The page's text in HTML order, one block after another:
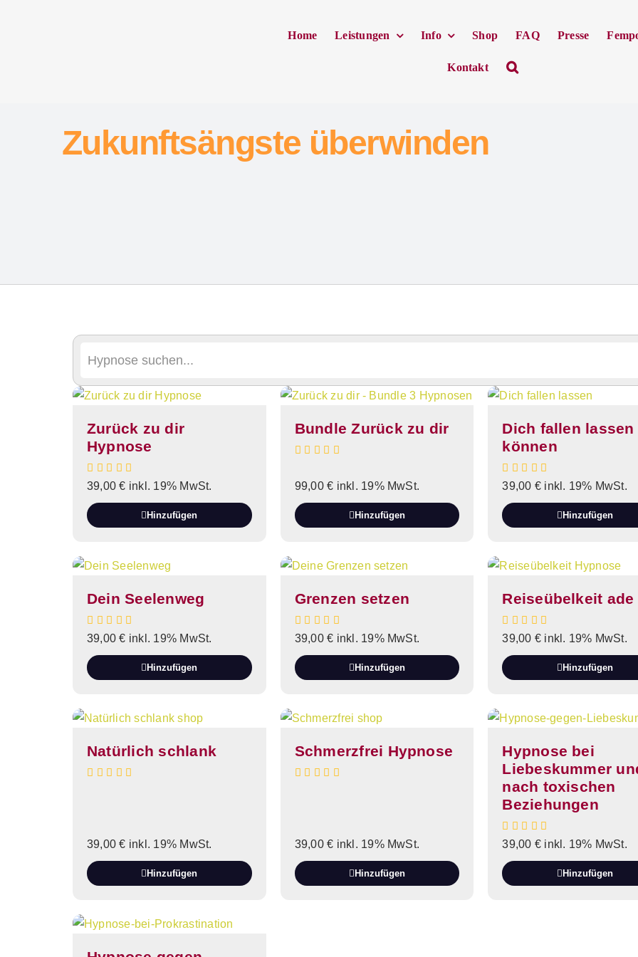
Home Leistungen Info Shop FAQ Presse
Kontakt
Zukunftsängste überwinden
Zurück zu dir
Hypnose
39,00€ inkl. 19% MwSt.
Hinzufügen
Bundle Zurück zu dir
99,00€ inkl. 19% MwSt.
Hinzufügen
Dich fallen lassen
können
39,00 € inkl. 19% MwSt.
Hinzufügen
Dein Seelenweg
39,00€ inkl. 19% MwSt.
Hinzufügen
Grenzen setzen
39,00€ inkl. 19% MwSt.
Hinzufügen
Reiseübelkeit ade
39,00 € inkl. 19% MwSt.
Hinzufügen
Natürlich schlank
39,00€ inkl. 19% MwSt.
Hinzufügen
Schmerzfrei Hypnose
39,00€ inkl. 19% MwSt.
Hinzufügen
Hypnose bei
Liebeskummer
nach toxischen
Beziehungen
39,00 € inkl. 19% MwSt.
Hinzufügen